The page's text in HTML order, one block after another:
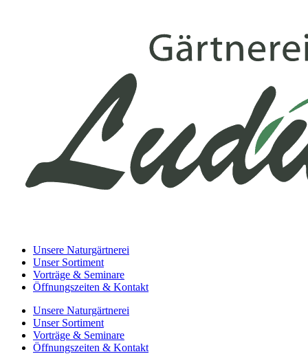
Unsere Naturgärtnerei
Unser Sortiment
Vorträge & Seminare
Öffnungszeiten & Kontakt
Unsere Naturgärtnerei
Unser Sortiment
Vorträge & Seminare
Öffnungszeiten & Kontakt